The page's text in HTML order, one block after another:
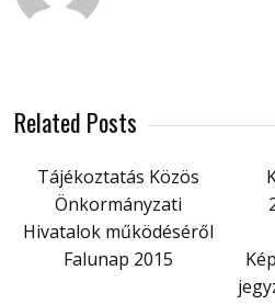
Related Posts
Tájékoztatás Közös
Önkormányzati
Hivatalok működéséről
Falunap 2015